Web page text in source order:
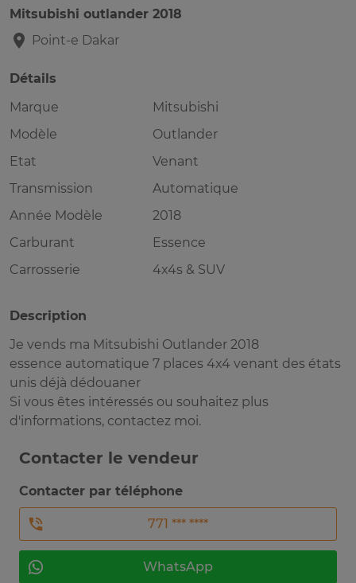
Mitsubishi outlander 2018
Point-e Dakar
Détails
Marque
Mitsubishi
Modèle
Outlander
Etat
Venant
Transmission
Automatique
Année Modèle
2018
Carburant
Essence
Carrosserie
4x4s & SUV
Description
Je vends ma Mitsubishi Outlander 2018
essence automatique 7 places 4x4 venant des états
unis déjà dédouaner
Si vous êtes intéressés ou souhaitez plus
d'informations, contactez moi.
Contacter le vendeur
Contacter par téléphone
771 *** ****
WhatsApp